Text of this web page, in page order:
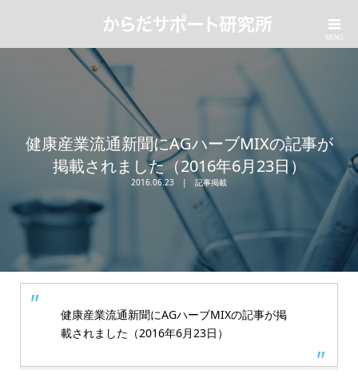
健康産業流通新聞にAGハーブMIXの記事が
掲載されました（2016年6月23日）
2016.06.23 記事掲載
健康産業流通新聞にAGハーブMIXの記事が掲
載されました（2016年6月23日）